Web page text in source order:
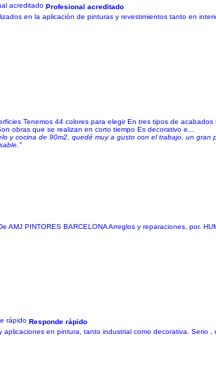
Profesional acreditado
en la aplicación de pinturas y revestimientos tanto en
Tenemos 44 colores para elegir En tres tipos de
obras que se realizan en corto tiempo Es decorativo e...
y cocina de 90m2, quedé muy a gusto con el trabajo, un
PINTORES BARCELONA Arreglos y reparaciones, por.
Responde rápido
en pintura, tanto industrial como decorativa. Serio